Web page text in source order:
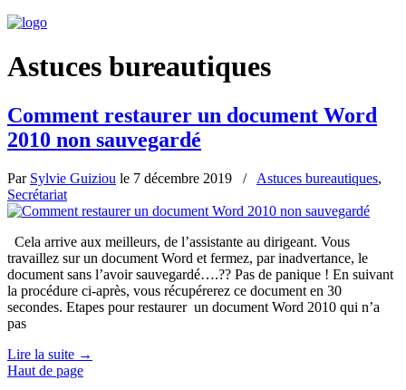
Astuces bureautiques
Comment restaurer un document Word
2010 non sauvegardé
Par Sylvie Guiziou le 7 décembre 2019 / Astuces bureautiques,
Secrétariat
Cela arrive aux meilleurs, de l’assistante au dirigeant. Vous
travaillez sur un document Word et fermez, par inadvertance, le
document sans l’avoir sauvegardé….?? Pas de panique ! En suivant
la procédure ci-après, vous récupérerez ce document en 30
secondes. Etapes pour restaurer un document Word 2010 qui n’a
pas
Lire la suite →
Haut de page